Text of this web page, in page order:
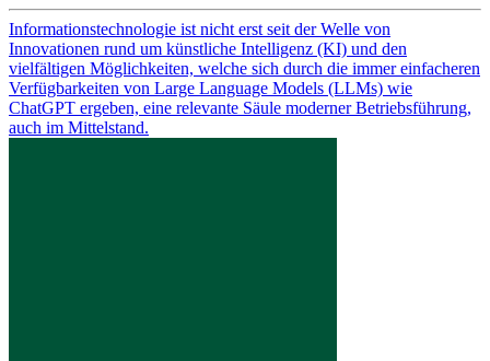
Informationstechnologie ist nicht erst seit der Welle von
Innovationen rund um künstliche Intelligenz (KI) und den
vielfältigen Möglichkeiten, welche sich durch die immer einfacheren
Verfügbarkeiten von Large Language Models (LLMs) wie
ChatGPT ergeben, eine relevante Säule moderner Betriebsführung,
auch im Mittelstand.